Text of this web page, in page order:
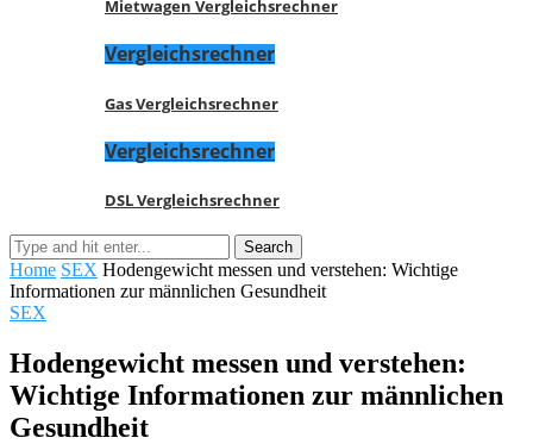
Mietwagen Vergleichsrechner
Vergleichsrechner
Gas Vergleichsrechner
Vergleichsrechner
DSL Vergleichsrechner
Home SEX Hodengewicht messen und verstehen: Wichtige
Informationen zur männlichen Gesundheit
SEX
Hodengewicht messen und verstehen:
Wichtige Informationen zur männlichen
Gesundheit